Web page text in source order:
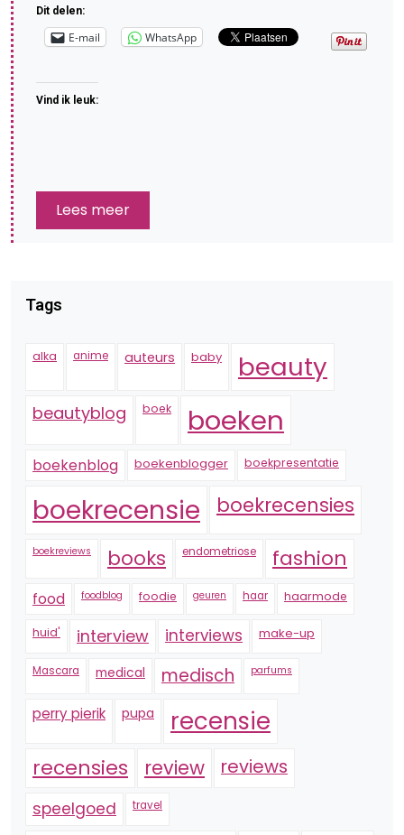
Dit delen:
E-mail WhatsApp
Vind ik leuk:
Lees meer
Tags
alka anime auteurs baby beauty
beautyblog boek boeken
boekenblog boekenblogger boekpresentatie
boekrecensie boekrecensies
boekreviews books endometriose fashion
food foodblog foodie geuren haar haarmode
huid' interview interviews make-up
Mascara medical medisch parfums
perry pierik pupa recensie
recensies review reviews
speelgoed travel